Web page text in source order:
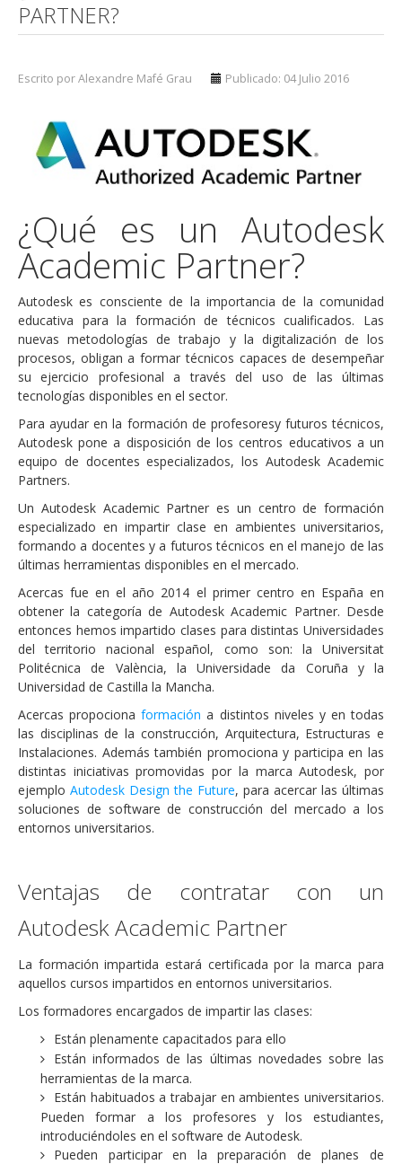
PARTNER?
Escrito por Alexandre Mafé Grau Publicado: 04 Julio 2016
¿Qué es un Autodesk
Academic Partner?
Autodesk es consciente de la importancia de la comunidad
educativa para la formación de técnicos cualificados. Las
nuevas metodologías de trabajo y la digitalización de los
procesos, obligan a formar técnicos capaces de desempeñar
su ejercicio profesional a través del uso de las últimas
tecnologías disponibles en el sector.
Para ayudar en la formación de profesoresy futuros técnicos,
Autodesk pone a disposición de los centros educativos a un
equipo de docentes especializados, los Autodesk Academic
Partners.
Un Autodesk Academic Partner es un centro de formación
especializado en impartir clase en ambientes universitarios,
formando a docentes y a futuros técnicos en el manejo de las
últimas herramientas disponibles en el mercado.
Acercas fue en el año 2014 el primer centro en España en
obtener la categoría de Autodesk Academic Partner. Desde
entonces hemos impartido clases para distintas Universidades
del territorio nacional español, como son: la Universitat
Politécnica de València, la Universidade da Coruña y la
Universidad de Castilla la Mancha.
Acercas propocionaformación a distintos niveles y en todas
las disciplinas de la construcción, Arquitectura, Estructuras e
Instalaciones. Además también promociona y participa en las
distintas iniciativas promovidas por la marca Autodesk, por
ejemplo Autodesk Design the Future, para acercar las últimas
soluciones de software de construcción del mercado a los
entornos universitarios.
Ventajas de contratar con un
Autodesk Academic Partner
La formación impartida estará certificada por la marca para
aquellos cursos impartidos en entornos universitarios.
Los formadores encargados de impartir las clases:
Están plenamente capacitados para ello
Están informados de las últimas novedades sobre las
herramientas de la marca.
Están habituados a trabajar en ambientes universitarios.
Pueden formar a los profesores y los estudiantes,
introduciéndoles en el software de Autodesk.
Pueden participar en la preparación de planes de